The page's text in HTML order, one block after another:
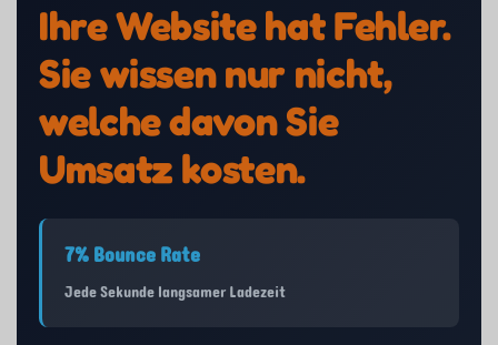
Ihre Website hat Fehler.
Sie wissen nur nicht,
welche davon Sie
Umsatz kosten.
7% Bounce Rate
Jede Sekunde langsamer Ladezeit